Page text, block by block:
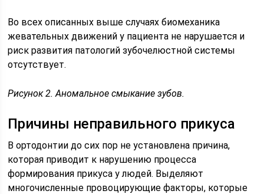
Во всех описанных выше случаях биомеханика
жевательных движений у пациента не нарушается и
риск развития патологий зубочелюстной системы
отсутствует.
Рисунок 2. Аномальное смыкание зубов.
Причины неправильного прикуса
В ортодонтии до сих пор не установлена причина,
которая приводит к нарушению процесса
формирования прикуса у людей. Выделяют
многочисленные провоцирующие факторы, которые